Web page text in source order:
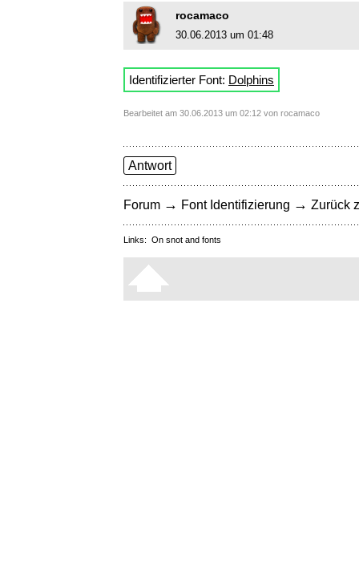
rocamaco
30.06.2013 um 01:48
Identifizierter Font: Dolphins
Bearbeitet am 30.06.2013 um 02:12 von rocamaco
Antwort
Forum → Font Identifizierung → Zurück
Links: On snot and fonts